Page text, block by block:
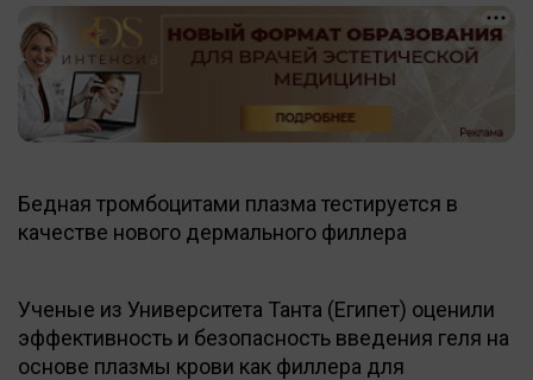
Бедная тромбоцитами плазма тестируется в
качестве нового дермального филлера
Ученые из Университета Танта (Египет) оценили
эффективность и безопасность введения геля на
основе плазмы крови как филлера для